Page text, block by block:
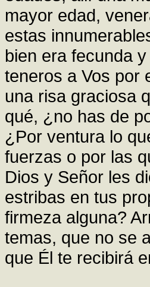
mayor edad,
estas
bien era fecunda
teneros a Vos por
una risa graciosa
qué, ¿no has de
¿Por ventura lo
fuerzas o por las
Dios y Señor les
estribas en tus
firmeza alguna?
temas, que no se
que Él te recibirá